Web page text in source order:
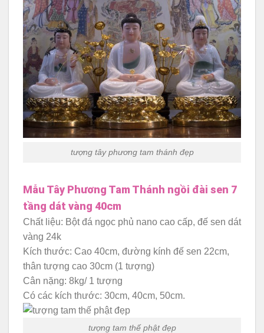
tượng tây phương tam thánh đẹp
Mẫu Tây Phương Tam Thánh ngồi đài sen 7
tầng dát vàng 40cm
Chất liệu: Bột đá ngọc phủ nano cao cấp, đế sen dát
vàng 24k
Kích thước: Cao 40cm, đường kính đế sen 22cm,
thân tượng cao 30cm (1 tượng)
Cân nặng: 8kg/ 1 tượng
Có các kích thước: 30cm, 40cm, 50cm.
tượng tam thế phật đẹp